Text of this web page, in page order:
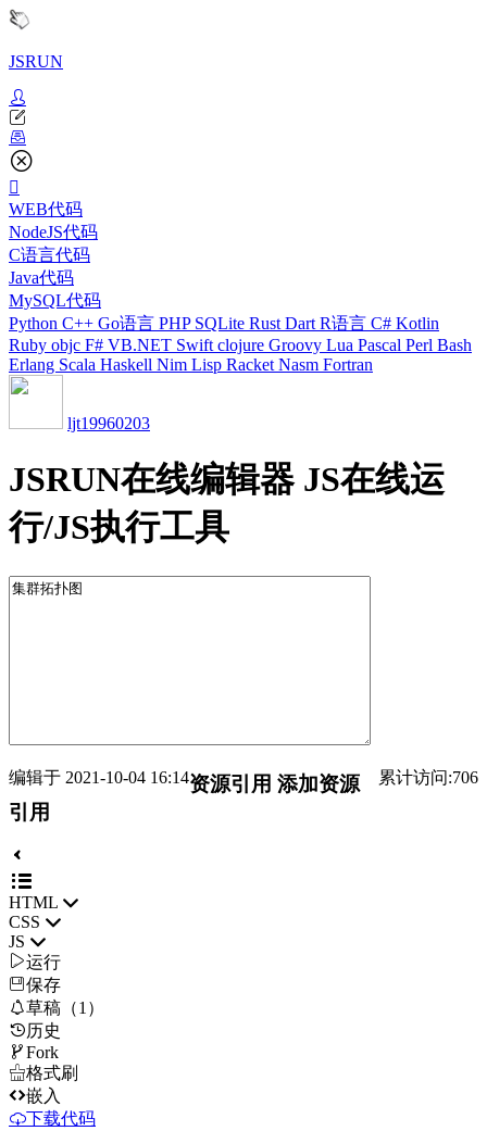
JSRUN
WEB代码
NodeJS代码
C语言代码
Java代码
MySQL代码
Python C++ Go语言 PHP SQLite Rust Dart R语言 C# Kotlin
Ruby objc F# VB.NET Swift clojure Groovy Lua Pascal Perl Bash
Erlang Scala Haskell Nim Lisp Racket Nasm Fortran
ljt19960203
JSRUN在线编辑器 JS在线运
行/JS执行工具
编辑于 2021-10-04 16:14 累计访问:706
资源引用 添加资源
引用
HTML
CSS
JS
运行
保存
草稿（1）
历史
Fork
格式刷
嵌入
下载代码